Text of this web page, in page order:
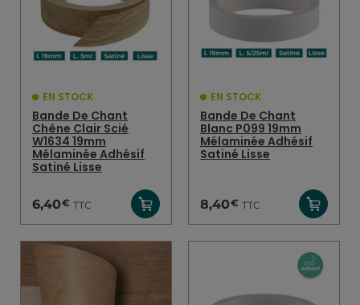
EN STOCK
Bande De Chant
Chêne Clair Scié
W1634 19mm
Mélaminée Adhésif
Satiné Lisse
6,40€ TTC
EN STOCK
Bande De Chant
Blanc P099 19mm
Mélaminée Adhésif
Satiné Lisse
8,40€ TTC